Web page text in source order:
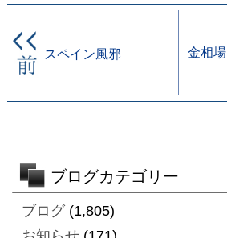
スペイン風邪 金相場
ブログカテゴリー
ブログ(1,805)